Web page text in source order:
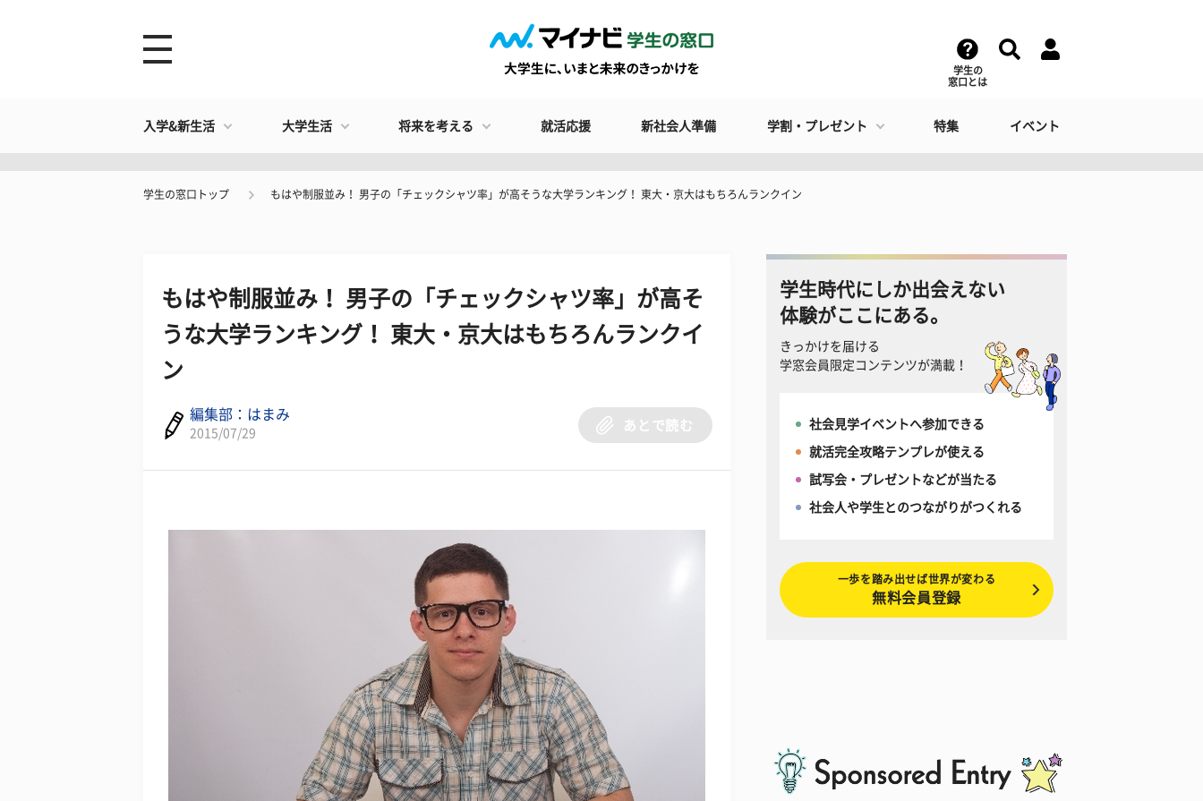
学生の
窓口とは
入学&新生活 大学生活 将来を考える 就活応援 新社会人準備 学割・プレゼント 特集 イベント
学生の窓口トップ もはや制服並み！ 男子の「チェックシャツ率」が高そうな大学ランキング！ 東大・京大はもちろんランクイン
もはや制服並み！ 男子の「チェックシャツ率」が高そ
うな大学ランキング！ 東大・京大はもちろんランクイ
ン
編集部：はまみ
2015/07/29
あとで読む
学生時代にしか出会えない
体験がここにある。
きっかけを届ける
学窓会員限定コンテンツが満載！
社会見学イベントへ参加できる
就活完全攻略テンプレが使える
試写会・プレゼントなどが当たる
社会人や学生とのつながりがつくれる
一歩を踏み出せば世界が変わる
無料会員登録